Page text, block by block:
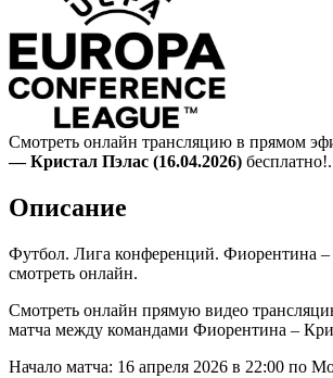
Смотреть онлайн трансляцию в прямом
— Кристал Пэлас (16.04.2026) бесплатно!.
Описание
Футбол. Лига конференций. Фиорентина –
смотреть онлайн.
Смотреть онлайн прямую видео
матча между командами Фиорентина –
Начало матча: 16 апреля 2026 в 22:00 по